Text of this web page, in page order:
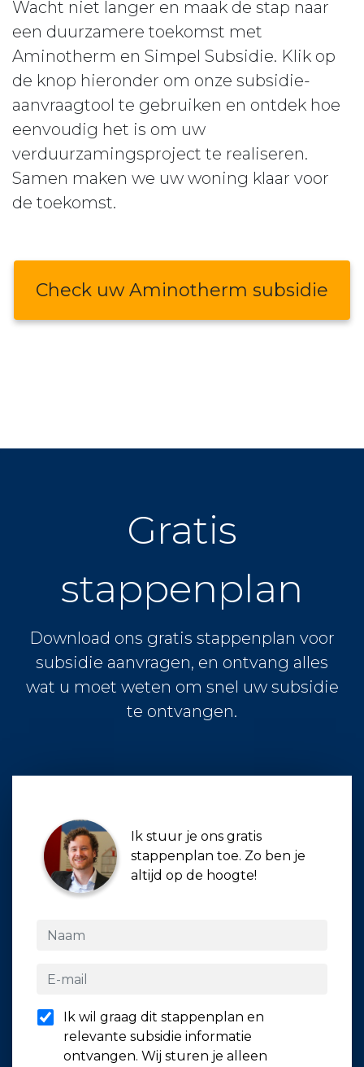
Wacht niet langer en maak de stap naar
een duurzamere toekomst met
Aminotherm en Simpel Subsidie. Klik op
de knop hieronder om onze subsidie-
aanvraagtool te gebruiken en ontdek hoe
eenvoudig het is om uw
verduurzamingsproject te realiseren.
Samen maken we uw woning klaar voor
de toekomst.
Check uw Aminotherm subsidie
Gratis
stappenplan
Download ons gratis stappenplan voor
subsidie aanvragen, en ontvang alles
wat u moet weten om snel uw subsidie
te ontvangen.
Ik stuur je ons gratis
stappenplan toe. Zo ben je
altijd op de hoogte!
Ik wil graag dit stappenplan en
relevante subsidie informatie
ontvangen. Wij sturen je alleen